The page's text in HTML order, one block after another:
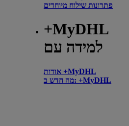
פתרונות שילוח מיוחדים
+MyDHL
למידה עם
אודות +MyDHL
מה חדש ב: +MyDHL